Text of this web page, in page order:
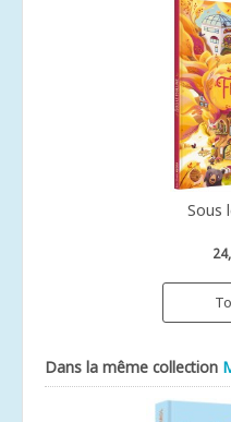
Sous
Dans la même collection